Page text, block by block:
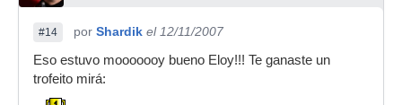
#14 por Shardik el 12/11/2007
Eso estuvo mooooooy bueno Eloy!!! Te ganaste un
trofeito mirá: